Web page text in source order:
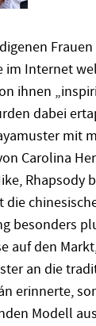
im Internet
ihnen
dabei
mit
Carolina
die
besonders
auf den
an die
erinnerte,
Modell